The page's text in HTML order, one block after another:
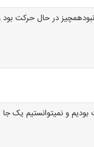
در حال حرکت
و نمیتوانستیم یک